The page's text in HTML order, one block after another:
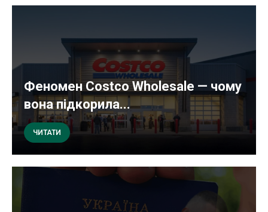
Феномен Costco Wholesale — чому
вона підкорила...
ЧИТАТИ